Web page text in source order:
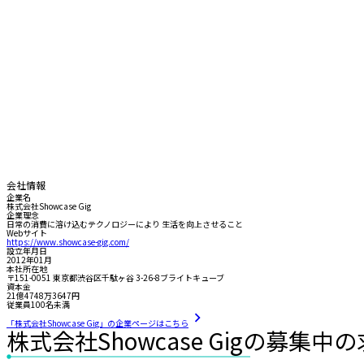
会社情報
企業名
株式会社Showcase Gig
企業理念
日常の消費に溶け込むテクノロジーにより 生活を向上させること
Webサイト
https://www.showcase-gig.com/
設立年月日
2012年01月
本社所在地
〒151-0051 東京都渋谷区千駄ヶ谷 3-26-8ブライトキューブ
資本金
21億4748万3647円
従業員100名未満
「株式会社Showcase Gig」の企業ページはこちら
株式会社Showcase Gigの募集中の